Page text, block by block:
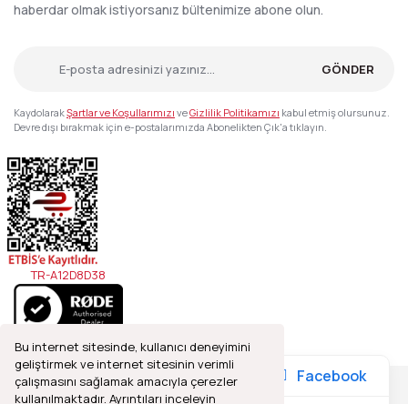
Bu internet sitesinde, kullanıcı deneyimini
geliştirmek ve internet sitesinin verimli
çalışmasını sağlamak amacıyla çerezler
kullanılmaktadır. Ayrıntıları inceleyin
haberdar olmak istiyorsanız bültenimize abone olun.
GÖNDER
KaydolarakŞartlar ve Koşullarımızı veGizlilik Politikamızı kabul etmiş olursunuz.
Devre dışı bırakmak için e-postalarımızda Abonelikten Çık'a tıklayın.
TR-A12D8D38
Facebook